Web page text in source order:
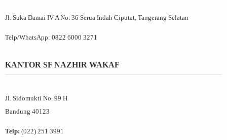
Jl. Suka Damai IV A No. 36 Serua Indah Ciputat, Tangerang Selatan
Telp/WhatsApp: 0822 6000 3271
KANTOR SF NAZHIR WAKAF
Jl. Sidomukti No. 99 H
Bandung 40123
Telp: (022) 251 3991